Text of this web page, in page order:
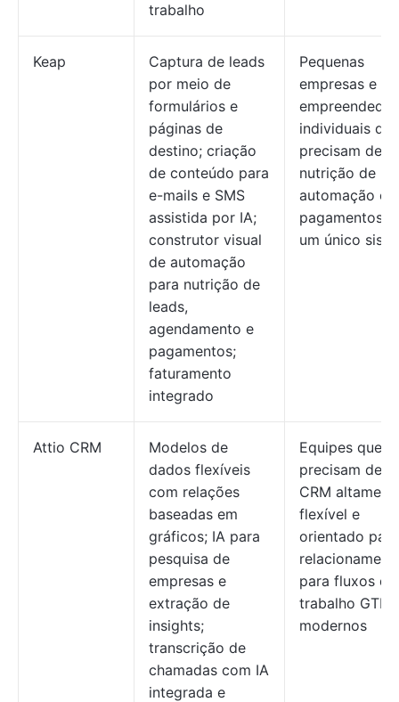
trabalho
Keap
Captura de leads
por meio de
formulários e
páginas de
destino; criação
de conteúdo para
e-mails e SMS
assistida por IA;
construtor visual
de automação
para nutrição de
leads,
agendamento e
pagamentos;
faturamento
integrado
Pequenas
empresas e
individuais que
precisam de
nutrição de
automação e
pagamentos
um único
Attio CRM
Modelos de
dados flexíveis
com relações
baseadas em
gráficos; IA para
pesquisa de
empresas e
extração de
insights;
transcrição de
chamadas com IA
integrada e
Equipes que
precisam de
CRM
flexível e
orientado para
para fluxos de
trabalho GTM
modernos